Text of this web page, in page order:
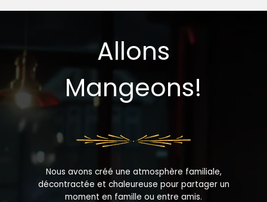
Allons
Mangeons!
Nous avons créé une atmosphère familiale,
décontractée et chaleureuse pour partager un
moment en famille ou entre amis.